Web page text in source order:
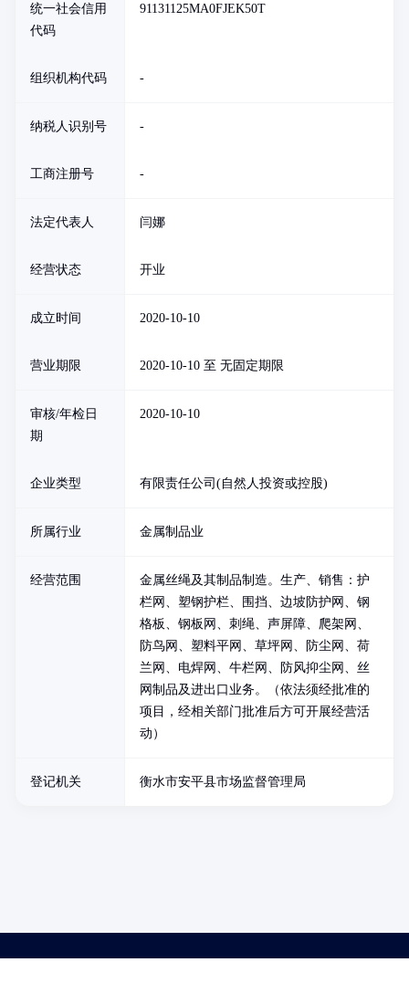
统一社会信用
代码
91131125MA0FJEK50T
组织机构代码 -
纳税人识别号 -
工商注册号 -
法定代表人 闫娜
经营状态 开业
成立时间 2020-10-10
营业期限 2020-10-10 至 无固定期限
审核/年检日
期
2020-10-10
企业类型 有限责任公司(自然人投资或控股)
所属行业 金属制品业
经营范围
金属丝绳及其制品制造。生产、销售：护
栏网、塑钢护栏、围挡、边坡防护网、钢
格板、钢板网、刺绳、声屏障、爬架网、
防鸟网、塑料平网、草坪网、防尘网、荷
兰网、电焊网、牛栏网、防风抑尘网、丝
网制品及进出口业务。（依法须经批准的
项目，经相关部门批准后方可开展经营活
动）
登记机关 衡水市安平县市场监督管理局